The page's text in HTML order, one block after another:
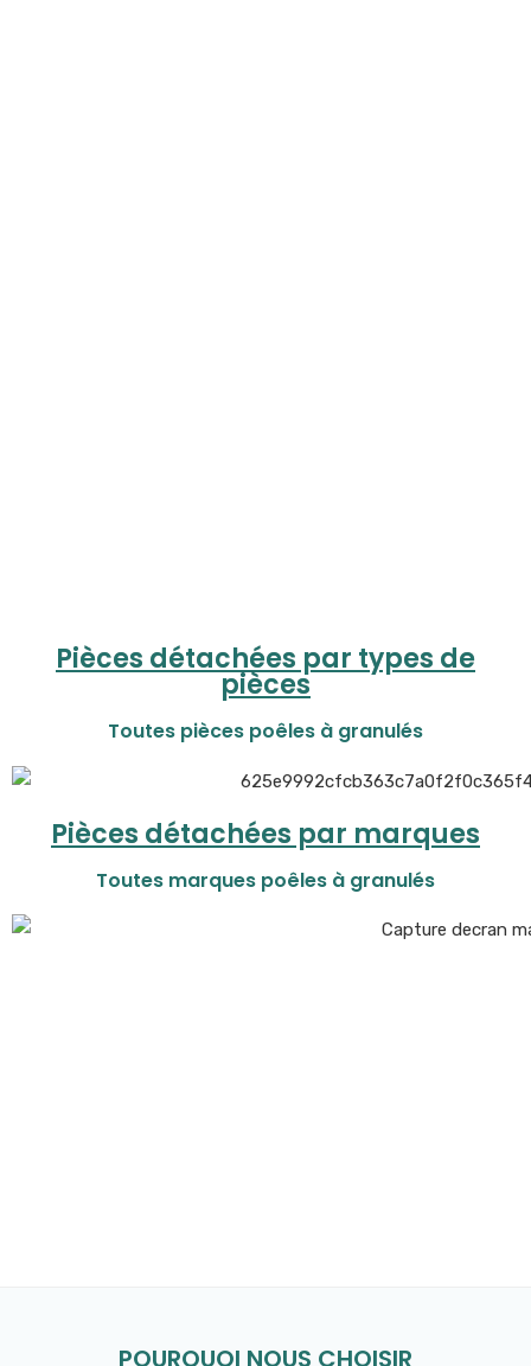
Pièces détachées par types de
pièces
Toutes pièces poêles à granulés
Pièces détachées par marques
Toutes marques poêles à granulés
POURQUOI NOUS CHOISIR